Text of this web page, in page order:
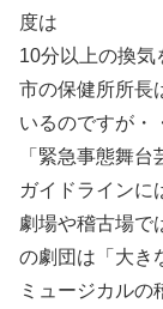
度は
10分以上の換気
市の保健所所長
いるのですが・
「緊急事態舞
ガイドラインに
劇場や稽古場で
の劇団は「大き
ミュージカルの